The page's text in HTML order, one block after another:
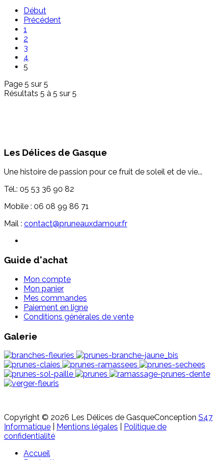
Début
Précédent
1
2
3
4
5
Page 5 sur 5
Résultats 5 à 5 sur 5
Les Délices de Gasque
Une histoire de passion pour ce fruit de soleil et de vie...
Tél.: 05 53 36 90 82
Mobile : 06 08 99 86 71
Mail : contact@pruneauxdamour.fr
Guide d'achat
Mon compte
Mon panier
Mes commandes
Paiement en ligne
Conditions générales de vente
Galerie
Copyright © 2026 Les Délices de GasqueConception S47
Informatique
Mentions légales
Politique de
confidentialité
Accueil